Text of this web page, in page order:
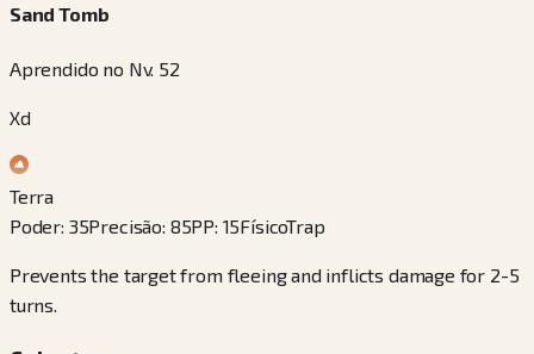
Sand Tomb
Aprendido no Nv. 52
Xd
Terra
Poder: 35Precisão: 85PP: 15FísicoTrap
Prevents the target from fleeing and inflicts damage for 2-5
turns.